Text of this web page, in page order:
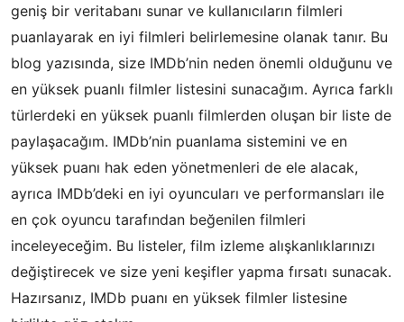
geniş bir veritabanı sunar ve kullanıcıların filmleri
puanlayarak en iyi filmleri belirlemesine olanak tanır. Bu
blog yazısında, size IMDb’nin neden önemli olduğunu ve
en yüksek puanlı filmler listesini sunacağım. Ayrıca farklı
türlerdeki en yüksek puanlı filmlerden oluşan bir liste de
paylaşacağım. IMDb’nin puanlama sistemini ve en
yüksek puanı hak eden yönetmenleri de ele alacak,
ayrıca IMDb’deki en iyi oyuncuları ve performansları ile
en çok oyuncu tarafından beğenilen filmleri
inceleyeceğim. Bu listeler, film izleme alışkanlıklarınızı
değiştirecek ve size yeni keşifler yapma fırsatı sunacak.
Hazırsanız, IMDb puanı en yüksek filmler listesine